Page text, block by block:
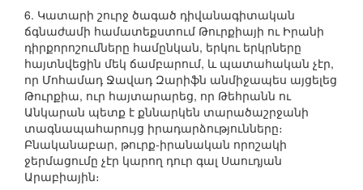
6. Կատարի շուրջ ծագած դիվանագիտական
ճգնաժամի համատեքստում Թուրքիայի ու Իրանի
դիրքորոշումները համընկան, երկու երկրները
հայտնվեցին մեկ ճամբարում, և պատահական չէր,
որ Մոհամադ Ջավադ Զարիֆն անմիջապես այցելեց
Թուրքիա, ուր հայտարարեց, որ Թեհրանն ու
Անկարան պետք է քննարկեն տարածաշրջանի
տագնապահարույց իրադարձությունները։
Բնականաբար, թուրք-իրանական որոշակի
ջերմացումը չէր կարող դուր գալ Սաուդյան
Արաբիային։